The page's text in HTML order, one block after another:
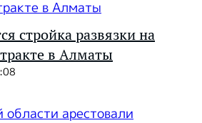
стройка развязки на
в Алматы